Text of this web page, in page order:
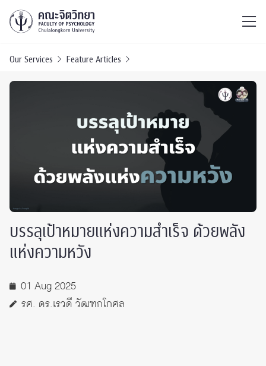
Our Services Feature Articles
บรรลุเป้าหมายแห่งความสำเร็จ ด้วยพลัง
แห่งความหวัง
01 Aug 2025
รศ. ดร.เรวดี วัฒฑกโกศล